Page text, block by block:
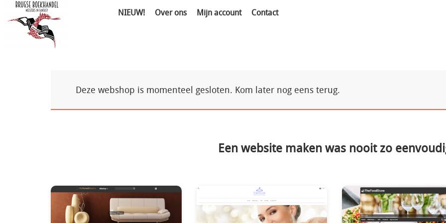
NIEUW! Over ons Mijn account Contact
Deze webshop is momenteel gesloten. Kom later nog eens terug.
Een website maken was nooit zo